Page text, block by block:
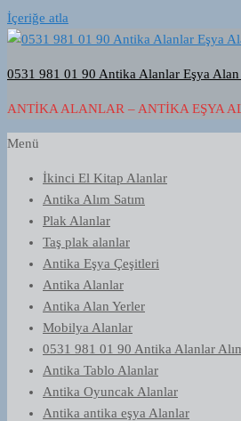
İçeriğe atla
0531 981 01 90 Antika Alanlar Eşya Alan
ANTIKA ALANLAR – ANTIKA EŞYA
Menü
İkinci El Kitap Alanlar
Antika Alım Satım
Plak Alanlar
Taş plak alanlar
Antika Eşya Çeşitleri
Antika Alanlar
Antika Alan Yerler
Mobilya Alanlar
0531 981 01 90 Antika Alanlar
Antika Tablo Alanlar
Antika Oyuncak Alanlar
Antika antika eşya Alanlar